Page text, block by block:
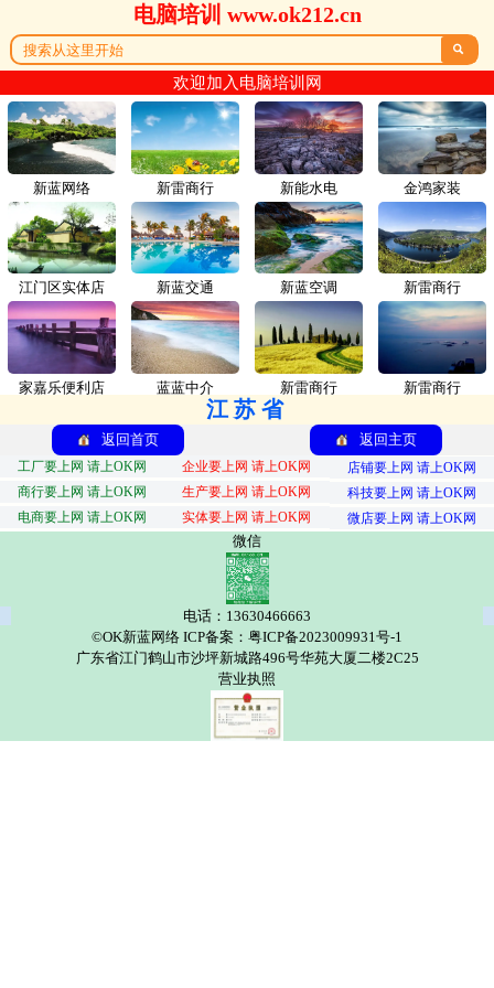
电脑培训 www.ok212.cn

欢迎加入电脑培训网
新蓝网络 新雷商行
江门区实体店 新蓝交通
家嘉乐便利店 蓝蓝中介
新能水电 金鸿家装
新蓝空调 新雷商行
新雷商行 新雷商行
江苏省
返回首页 返回主页
工厂要上网 请上OK网 企业要上网 请上OK网
店铺要上网 请上OK网
商行要上网 请上OK网
生产要上网 请上OK网
科技要上网 请上OK网
电商要上网 请上OK网
实体要上网 请上OK网 微店要上网 请上OK网
微信
电话：13630466663
©OK新蓝网络 ICP备案：粤ICP备2023009931号-1
广东省江门鹤山市沙坪新城路496号华苑大厦二楼2C25
营业执照